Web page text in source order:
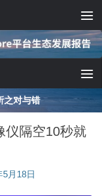
之对与错
仪隔空10秒就
5月18日